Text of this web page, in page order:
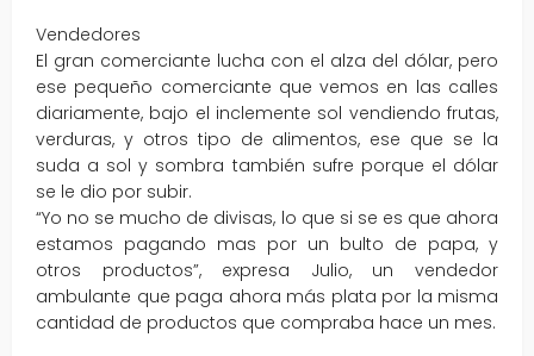
Vendedores
El gran comerciante lucha con el alza del dólar, pero
ese pequeño comerciante que vemos en las calles
diariamente, bajo el inclemente sol vendiendo frutas,
verduras, y otros tipo de alimentos, ese que se la
suda a sol y sombra también sufre porque el dólar
se le dio por subir.
“Yo no se mucho de divisas, lo que si se es que ahora
estamos pagando mas por un bulto de papa, y
otros productos”, expresa Julio, un vendedor
ambulante que paga ahora más plata por la misma
cantidad de productos que compraba hace un mes.